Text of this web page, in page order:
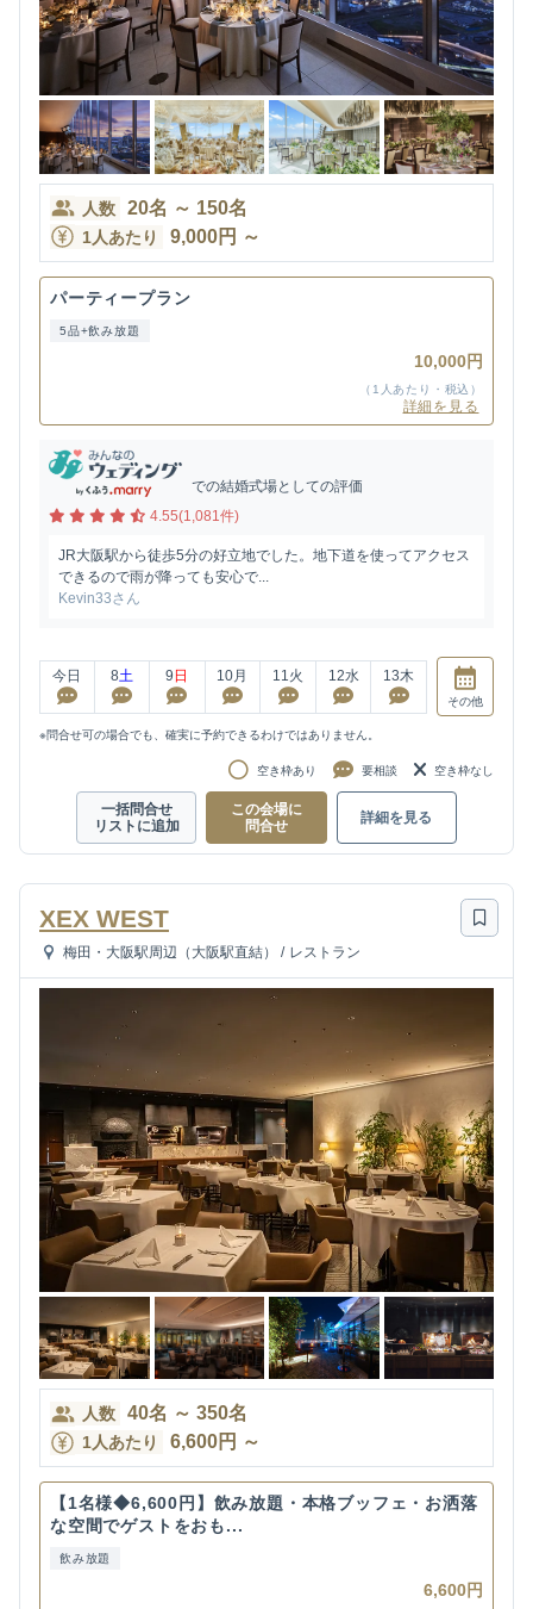
人数 20名 ～ 150名
1人あたり 9,000円 ～
パーティープラン
5品+飲み放題
10,000円
（1人あたり・税込）
詳細を見る
での結婚式場としての評価
4.55(1,081件)
JR大阪駅から徒歩5分の好立地でした。地下道を使ってアクセス
できるので雨が降っても安心で...
Kevin33さん
今日 8土 9 日 10月 11 火 12水 13木
その他
※問合せ可の場合でも、確実に予約できるわけではありません。
空き枠あり 要相談 空き枠なし
一括問合せ
リストに追加
この会場に
問合せ
詳細を見る
XEX WEST
梅田・大阪駅周辺（大阪駅直結） / レストラン
人数 40名 ～ 350名
1人あたり 6,600円 ～
【1名様◆6,600円】飲み放題・本格ブッフェ・お洒落
な空間でゲストをおも...
飲み放題
6,600円